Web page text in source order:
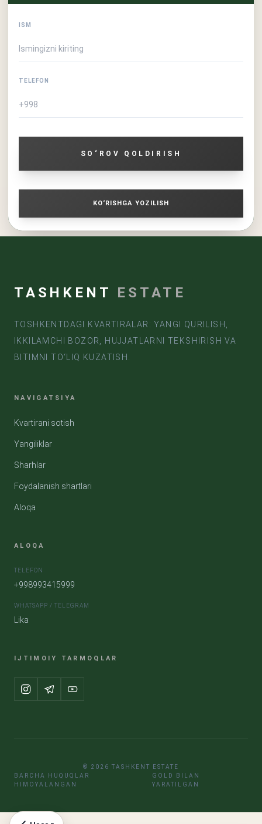
ISM
TELEFON
SO‘ROV QOLDIRISH
KO‘RISHGA YOZILISH
TASHKENT ESTATE
TOSHKENTDAGI KVARTIRALAR: YANGI QURILISH,
IKKILAMCHI BOZOR, HUJJATLARNI TEKSHIRISH VA
BITIMNI TO‘LIQ KUZATISH.
NAVIGATSIYA
Kvartirani sotish
Yangiliklar
Sharhlar
Foydalanish shartlari
Aloqa
ALOQA
TELEFON
+998993415999
WHATSAPP / TELEGRAM
Lika
IJTIMOIY TARMOQLAR
© 2026 TASHKENT ESTATE
BARCHA HUQUQLAR
HIMOYALANGAN
GOLD BILAN
YARATILGAN